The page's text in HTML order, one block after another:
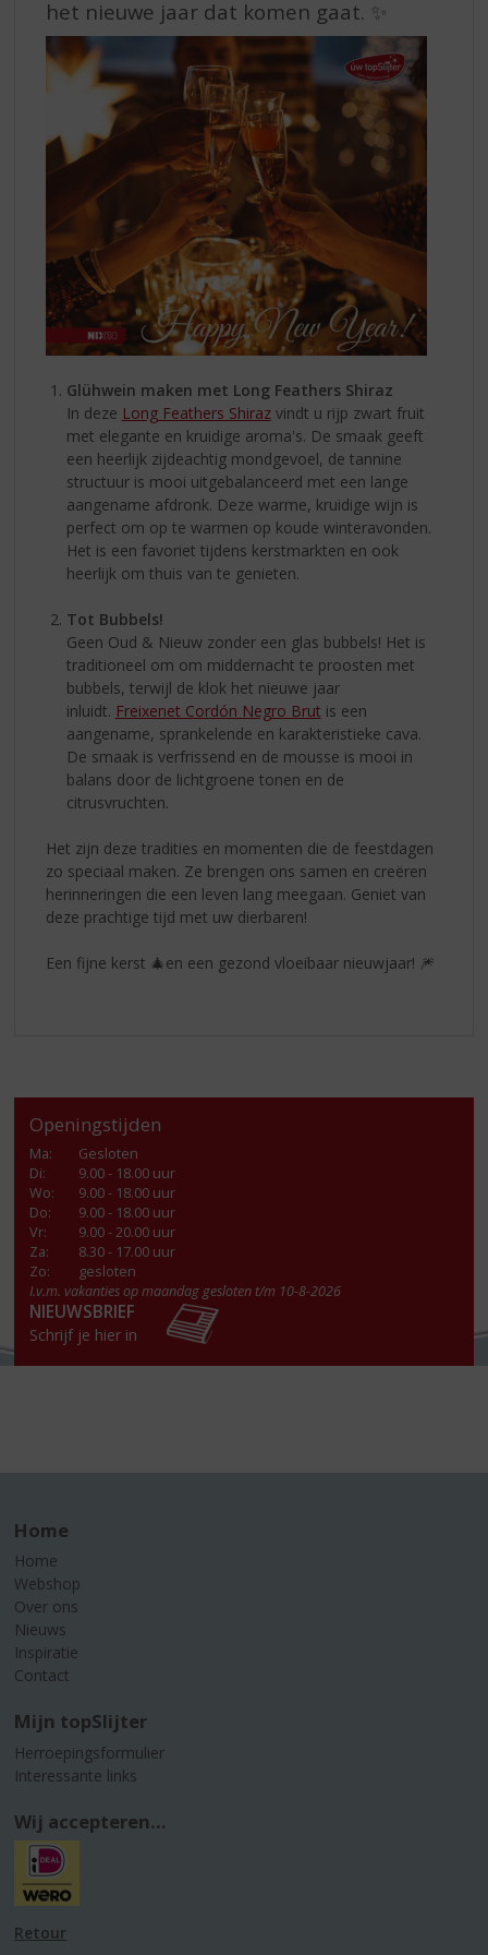
het nieuwe jaar dat komen gaat. ✨
Glühwein maken met Long Feathers Shiraz
In deze Long Feathers Shirazvindt u rijp zwart fruit
met elegante en kruidige aroma's. De smaak geeft
een heerlijk zijdeachtig mondgevoel, de tannine
structuur is mooi uitgebalanceerd met een lange
aangename afdronk. Deze warme, kruidige wijn is
perfect om op te warmen op koude winteravonden.
Het is een favoriet tijdens kerstmarkten en ook
heerlijk om thuis van te genieten.
Tot Bubbels!
Geen Oud & Nieuw zonder een glas bubbels! Het is
traditioneel om om middernacht te proosten met
bubbels, terwijl de klok het nieuwe jaar
inluidt. Freixenet Cordón Negro Brut is een
aangename, sprankelende en karakteristieke cava.
De smaak is verfrissend en de mousse is mooi in
balans door de lichtgroene tonen en de
citrusvruchten.
Het zijn deze tradities en momenten die de feestdagen
zo speciaal maken. Ze brengen ons samen en creëren
herinneringen die een leven lang meegaan. Geniet van
deze prachtige tijd met uw dierbaren!
Een fijne kerst 🎄en een gezond vloeibaar nieuwjaar! 🎆
Openingstijden
Ma:
Gesloten
Di:
9.00 - 18.00 uur
Wo:
9.00 - 18.00 uur
Do:
9.00 - 18.00 uur
Vr:
9.00 - 20.00 uur
Za:
8.30 - 17.00 uur
Zo:
gesloten
I.v.m. vakanties op maandag gesloten t/m 10-8-2026
NIEUWSBRIEF
Schrijf je hier in
Home
Home
Webshop
Over ons
Nieuws
Inspiratie
Contact
Mijn topSlijter
Herroepingsformulier
Interessante links
Wij accepteren...
Retour